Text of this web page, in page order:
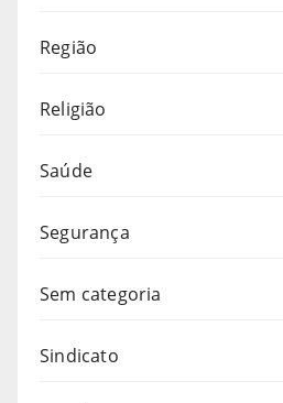
Região
Religião
Saúde
Segurança
Sem categoria
Sindicato